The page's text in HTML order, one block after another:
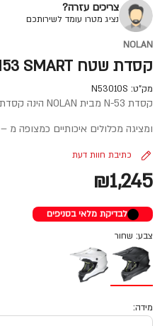
צריכים עזרה?
נציג מטרו עומד לשירותכם
NOLAN
קסדת שטח N53 SMART מבית NOLAN
מק"ט: N53010S
קסדת N-53 מבית NOLAN הינה קסדת שטח חדשה המאופיינת בעיצוב אגרסיבי
ומציגה מכלולים איכותיים כמצופה מ – NOLAN.
כתיבת חוות דעת
₪1,245
לבדיקת מלאי בסניפים
צבע: שחור
מידה: